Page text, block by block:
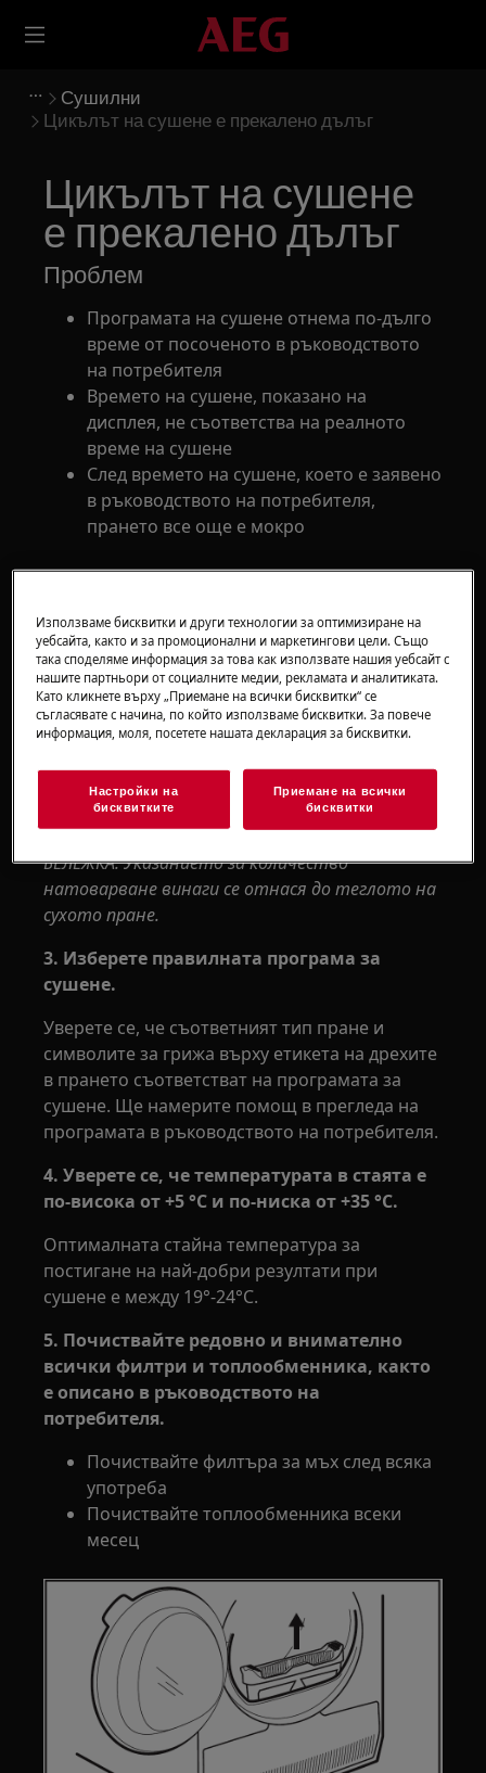
Сушилни
Цикълът на сушене е прекалено дълъг
Цикълът на сушене
е прекалено дълъг
Проблем
Програмата на сушене отнема по-дълго
време от посоченото в ръководството
на потребителя
Времето на сушене, показано на
дисплея, не съответства на реалното
време на сушене
След времето на сушене, което е заявено
в ръководството на потребителя,
прането все още е мокро
Отнася се до
Сушилни с термопомпа
Решение
1. Центрофугирайте добре прането преди
2. Не превишавайте максималните обеми
на натоварване.
БЕЛЕЖКА: Указанието за количество
натоварване винаги се отнася до теглото на
сухото пране.
3. Изберете правилната програма за
сушене.
Уверете се, че съответният тип пране и
символите за грижа върху етикета на дрехите
в прането съответстват на програмата за
сушене. Ще намерите помощ в прегледа на
програмата в ръководството на потребителя.
4. Уверете се, че температурата в стаята е
по-висока от +5 °C и по-ниска от +35 °C.
Оптималната стайна температура за
постигане на най-добри резултати при
сушене е между 19°-24°C.
5. Почиствайте редовно и внимателно
всички филтри и топлообменника, както
е описано в ръководството на
потребителя.
Почиствайте филтъра за мъх след всяка
употреба
Почиствайте топлообменника всеки
месец
Използваме бисквитки и други технологии за оптимизиране на
уебсайта, както и за промоционални и маркетингови цели. Също
така споделяме информация за това как използвате нашия уебсайт с
нашите партньори от социалните медии, рекламата и аналитиката.
Като кликнете върху „Приемане на всички бисквитки“ се
съгласявате с начина, по който използваме бисквитки. За повече
информация, моля, посетете нашата декларация за бисквитки.
Настройки на
бисквитките
Приемане на всички
бисквитки